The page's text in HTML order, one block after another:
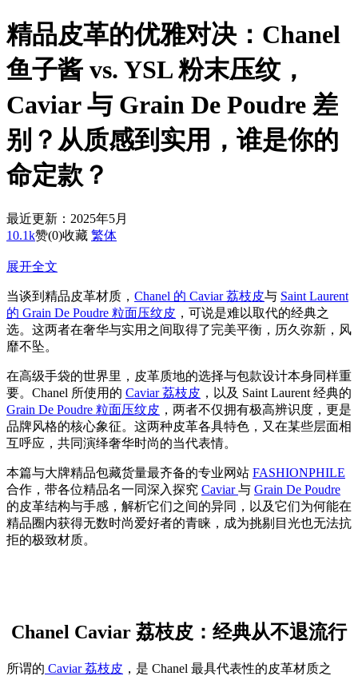
精品皮革的优雅对决：Chanel
鱼子酱 vs. YSL 粉末压纹，
Caviar 与 Grain De Poudre 差
别？从质感到实用，谁是你的
命定款？
最近更新：2025年5月
10.1k赞(0)收藏 繁体
展开全文
当谈到精品皮革材质， Chanel 的 Caviar 荔枝皮与 Saint Laurent
的 Grain De Poudre 粒面压纹皮 ，可说是难以取代的经典之
选。这两者在奢华与实用之间取得了完美平衡，历久弥新，风
靡不坠。
在高级手袋的世界里，皮革质地的选择与包款设计本身同样重
要。Chanel 所使用的 Caviar 荔枝皮 ，以及 Saint Laurent 经典的
Grain De Poudre 粒面压纹皮 ，两者不仅拥有极高辨识度，更是
品牌风格的核心象征。这两种皮革各具特色，又在某些层面相
互呼应，共同演绎奢华时尚的当代表情。
本篇与大牌精品包藏货量最齐备的专业网站 FASHIONPHILE
合作，带各位精品名一同深入探究 Caviar与 Grain De Poudre
的皮革结构与手感，解析它们之间的异同，以及它们为何能在
精品圈内获得无数时尚爱好者的青睐，成为挑剔目光也无法抗
拒的极致材质。
Chanel Caviar 荔枝皮：经典从不退流行
所谓的 Caviar 荔枝皮 ，是 Chanel 最具代表性的皮革材质之